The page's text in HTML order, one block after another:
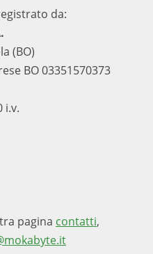
da:
(BO)
BO 03351570373
i.v.
pagina contatti,